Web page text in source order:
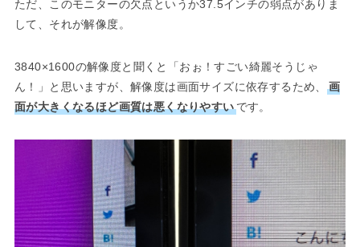
ただ、このモニターの欠点というか37.5インチの弱点がありま
して、それが解像度。
3840×1600の解像度と聞くと「おぉ！すごい綺麗そうじゃ
ん！」と思いますが、解像度は画面サイズに依存するため、
画
面が大きくなるほど画質は悪くなりやすいです。